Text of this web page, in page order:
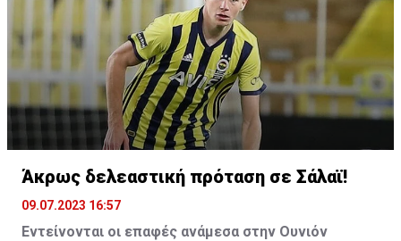
Άκρως δελεαστική πρόταση σε Σάλαϊ!
09.07.2023 16:57
Εντείνονται οι επαφές ανάμεσα στην Ουνιόν